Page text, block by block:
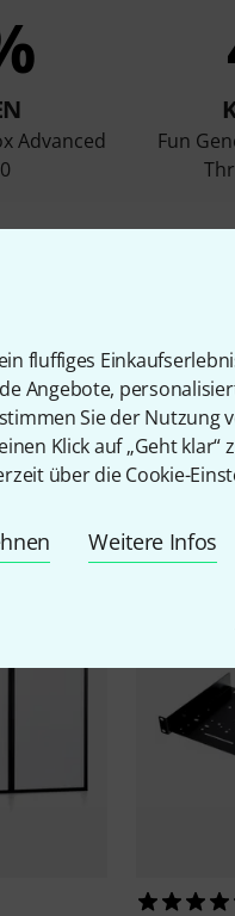
fluffiges
Angebote,
Sie der Nutzung
Klick auf „Geht klar“
über die Cookie-
Weitere Infos
Advanced
Fun
Artikel